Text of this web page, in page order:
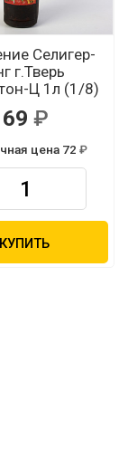
Селигер-
г.Тверь
Ц 1л (1/8)
69
цена 72
КУПИТЬ